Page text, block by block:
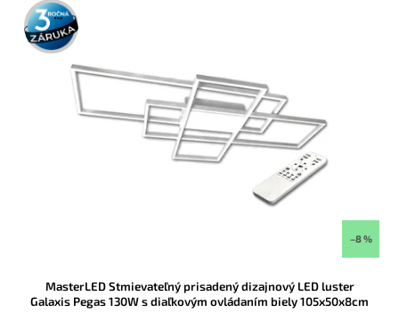
3 roky
záruka
–8 %
MasterLED Stmievateľný prisadený dizajnový LED luster
Galaxis Pegas 130W s diaľkovým ovládaním biely 105x50x8cm